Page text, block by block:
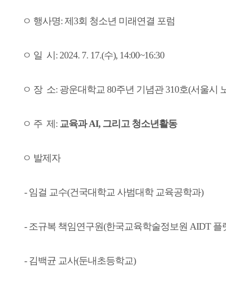
ㅇ 행사명: 제3회 청소년 미래연결 포럼
ㅇ 일 시: 2024. 7. 17.(수), 14:00~16:30
ㅇ 장 소: 광운대학교 80주년 기념관 310호(서울시
ㅇ 주 제: 교육과 AI, 그리고 청소년활동
ㅇ 발제자
- 임걸 교수(건국대학교 사범대학 교육공학과)
- 조규복 책임연구원(한국교육학술정보원 AIDT 플
- 김백균 교사(둔내초등학교)